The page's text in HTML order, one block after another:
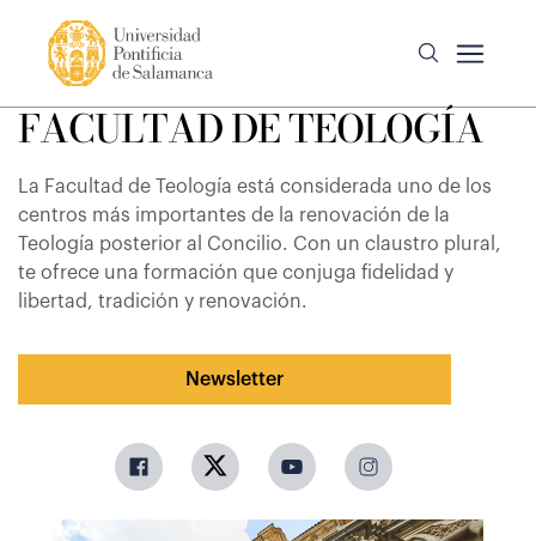
FACULTAD DE TEOLOGÍA
La Facultad de Teología está considerada uno de los
centros más importantes de la renovación de la
Teología posterior al Concilio. Con un claustro plural,
te ofrece una formación que conjuga fidelidad y
libertad, tradición y renovación.
Newsletter